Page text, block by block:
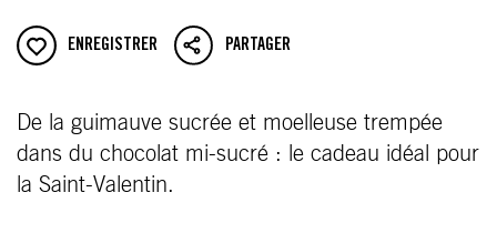
ENREGISTRER PARTAGER
De la guimauve sucrée et moelleuse trempée
dans du chocolat mi-sucré : le cadeau idéal pour
la Saint-Valentin.